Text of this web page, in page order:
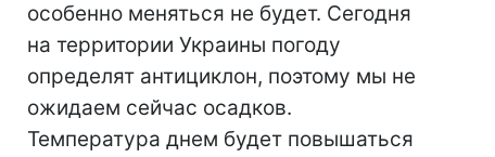
особенно меняться не будет. Сегодня
на территории Украины погоду
определят антициклон, поэтому мы не
ожидаем сейчас осадков.
Температура днем будет повышаться